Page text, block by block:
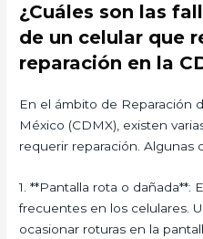
¿Cuáles son las
de un celular que
reparación en la
En el ámbito de Reparación
México (CDMX), existen
requerir reparación. Algunas
1. **Pantalla rota o dañada**:
frecuentes en los celulares.
ocasionar roturas en la